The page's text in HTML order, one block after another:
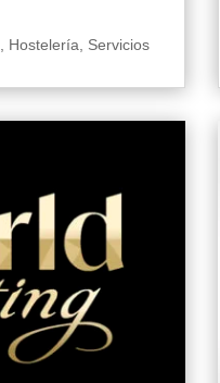
Hostelería Servicios